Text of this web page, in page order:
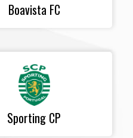
Boavista FC
Sporting CP